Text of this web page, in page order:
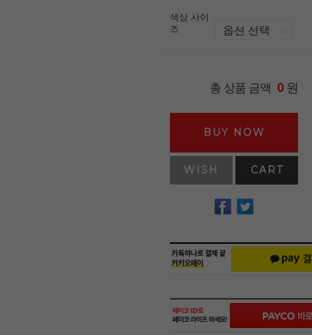
색상 사이
즈
총 상품 금액 0원
BUY NOW
WISH CART